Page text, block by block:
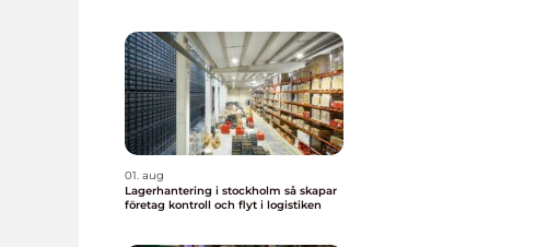
01. aug
Lagerhantering i stockholm så skapar
företag kontroll och flyt i logistiken